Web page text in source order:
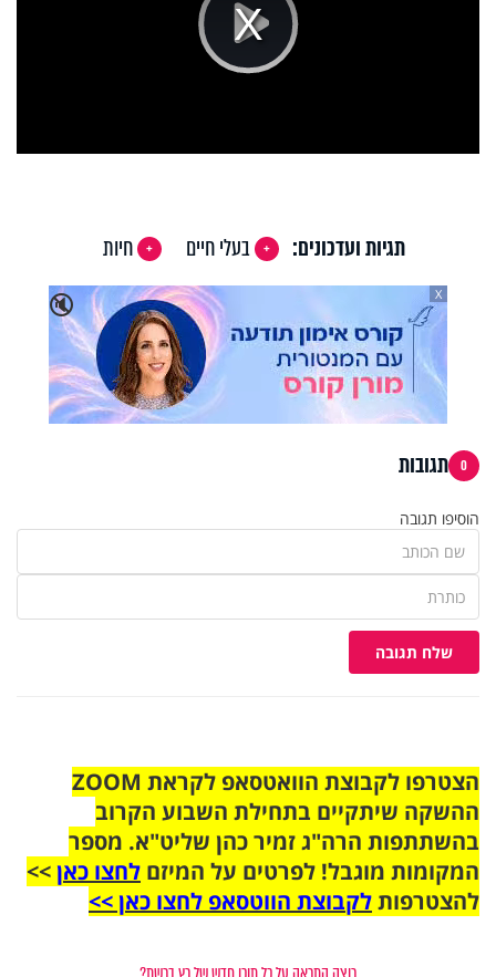
Play
תגיות ועדכונים: בעלי חיים
חיות
🔇
X
0 תגובות
הוסיפו תגובה
שלח תגובה
הצטרפו לקבוצת הוואטסאפ לקראת ZOOM
ההשקה שיתקיים בתחילת השבוע הקרוב
בהשתתפות הרה"ג זמיר כהן שליט"א. מספר
המקומות מוגבל! לפרטים על המיזם לחצו כאן>>
להצטרפותלקבוצת הווטסאפ לחצו כאן >>